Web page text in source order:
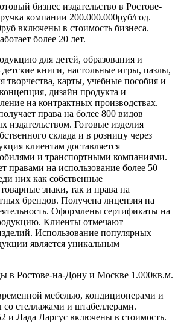
бизнес издательство в Ростове-
компании 200.000.000руб/год.
включены в стоимость бизнеса.
более 20 лет.
для детей, образования и
книги, настольные игры, пазлы,
творчества, карты, учебные пособия и
дизайн продукта и
на контрактных производствах.
права на более 800 видов
издательством. Готовые изделия
склада и в розницу через
клиентам доставляется
и транспортными компаниями.
правами на использование более 50
них как собственные
знаки, так и права на
брендов. Получена лицензия на
Оформлены сертификаты на
Клиенты отмечают
Использование популярных
является уникальным
в Ростове-на-Дону и Москве 1.000кв.м.
мебелью, кондиционерами и
стеллажами и штабеллерами.
и Лада Ларгус включены в стоимость.